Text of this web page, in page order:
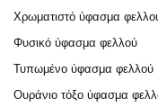
Χρωματιστό ύφασμα
Φυσικό ύφασμα φελλού
Τυπωμένο ύφασμα φελλού
Ουράνιο τόξο ύφασμα